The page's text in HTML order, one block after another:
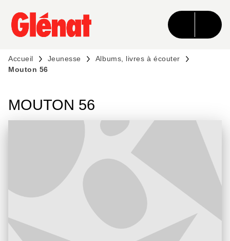
MENU RECHERCHE CONTENU
PIED DE PAGE
Accueil Jeunesse
Albums, livres à écouter
Mouton 56
MOUTON 56